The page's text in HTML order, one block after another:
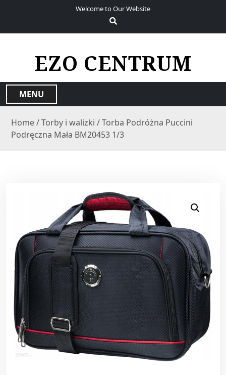
Welcome to Our Website
EZO CENTRUM
MENU
Home/Torby i walizki / Torba Podróżna Puccini
Podręczna Mała BM20453 1/3